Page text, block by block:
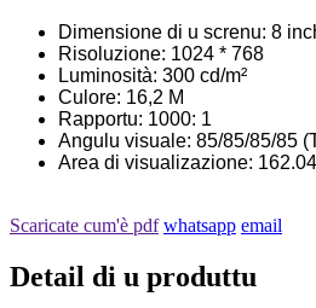
Dimensione di u screnu: 8
Risoluzione: 1024 * 768
Luminosità: 300 cd/m²
Culore: 16,2 M
Rapportu: 1000: 1
Angulu visuale: 85/85/85/85
Area di visualizazione:
Scaricate cum'è pdf whatsapp email
Detail di u produttu